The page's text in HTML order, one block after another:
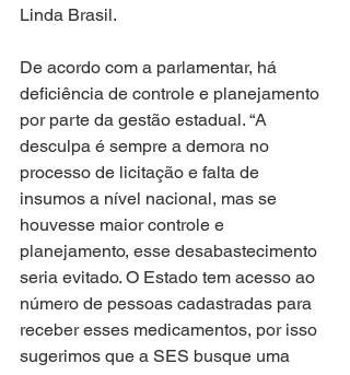
Linda Brasil.
De acordo com a parlamentar, há
deficiência de controle e planejamento
por parte da gestão estadual. “A
desculpa é sempre a demora no
processo de licitação e falta de
insumos a nível nacional, mas se
houvesse maior controle e
planejamento, esse desabastecimento
seria evitado. O Estado tem acesso ao
número de pessoas cadastradas para
receber esses medicamentos, por isso
sugerimos que a SES busque uma